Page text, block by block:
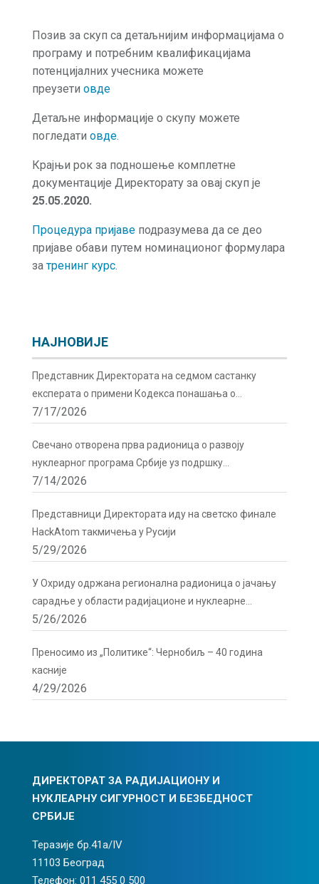
Позив за скуп са детаљнијим информацијама о
програму и потребним квалификацијама
потенцијалних учесника можете
преузети овде
Детаљне информације о скупу можете
погледати овде.
Крајњи рок за подношење комплетне
документације Директорату за овај скуп је
25.05.2020.
Процедура пријавеподразумева да се део
пријаве обави путем номинационог формулара
затренинг курс.
НАЈНОВИЈЕ
Представник Директората на седмом састанку
експерата о примени Кодекса понашања о
сигурности и безбедности радиоактивних извора у
7/17/2026
Свечано отворена прва радионица о развоју
нуклеарног програма Србије уз подршку
Директората
7/14/2026
Представници Директората иду на светско финале
HackAtom такмичења у Русији
5/29/2026
У Охриду одржана регионална радионица о јачању
сарадње у области радијационе и нуклеарне
сигурности
5/26/2026
Преносимо из „Политике“: Чернобиљ – 40 година
касније
4/29/2026
ДИРЕКТОРАТ ЗА РАДИЈАЦИОНУ И
НУКЛЕАРНУ СИГУРНОСТ И БЕЗБЕДНОСТ
СРБИЈЕ
Теразије бр.41а/IV
11103 Београд
Телефон: 011 455 0 500